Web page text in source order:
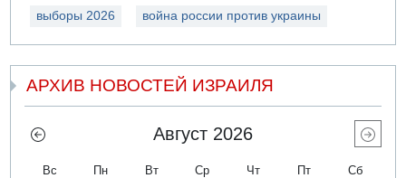
выборы 2026 война россии против украины
АРХИВ НОВОСТЕЙ ИЗРАИЛЯ
Август 2026
Вс Пн Вт Ср Чт Пт Сб